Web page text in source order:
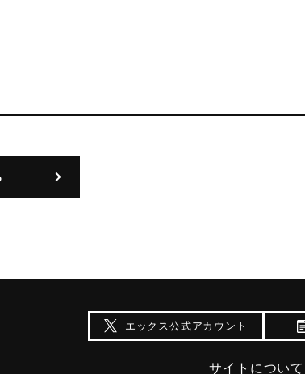
エックス公式アカウント
サイトについて